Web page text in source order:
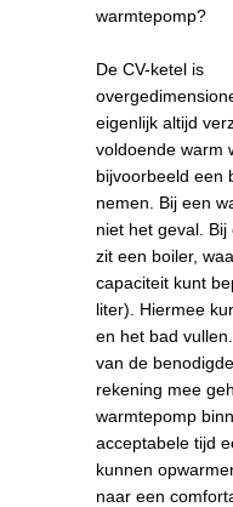
warmtepomp?
De CV-ketel is
eigenlijk altijd
voldoende warm
bijvoorbeeld een
nemen. Bij een
niet het geval.
zit een boiler,
capaciteit kunt
liter). Hiermee
en het bad
van de
rekening mee
warmtepomp
acceptabele tijd
kunnen
naar een